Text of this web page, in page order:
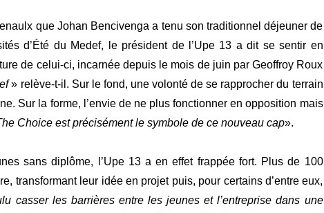
que Johan Bencivenga a tenu son traditionnel déjeuner de
d’Été du Medef, le président de l’Upe 13 a dit se sentir en
de celui-ci, incarnée depuis le mois de juin par Geoffroy Roux
» relève-t-il. Sur le fond, une volonté de se rapprocher du terrain
Sur la forme, l’envie de ne plus fonctionner en opposition mais
Choice est précisément le symbole de ce nouveau cap».
sans diplôme, l’Upe 13 a en effet frappée fort. Plus de 100
transformant leur idée en projet puis, pour certains d’entre eux,
casser les barrières entre les jeunes et l’entreprise dans une